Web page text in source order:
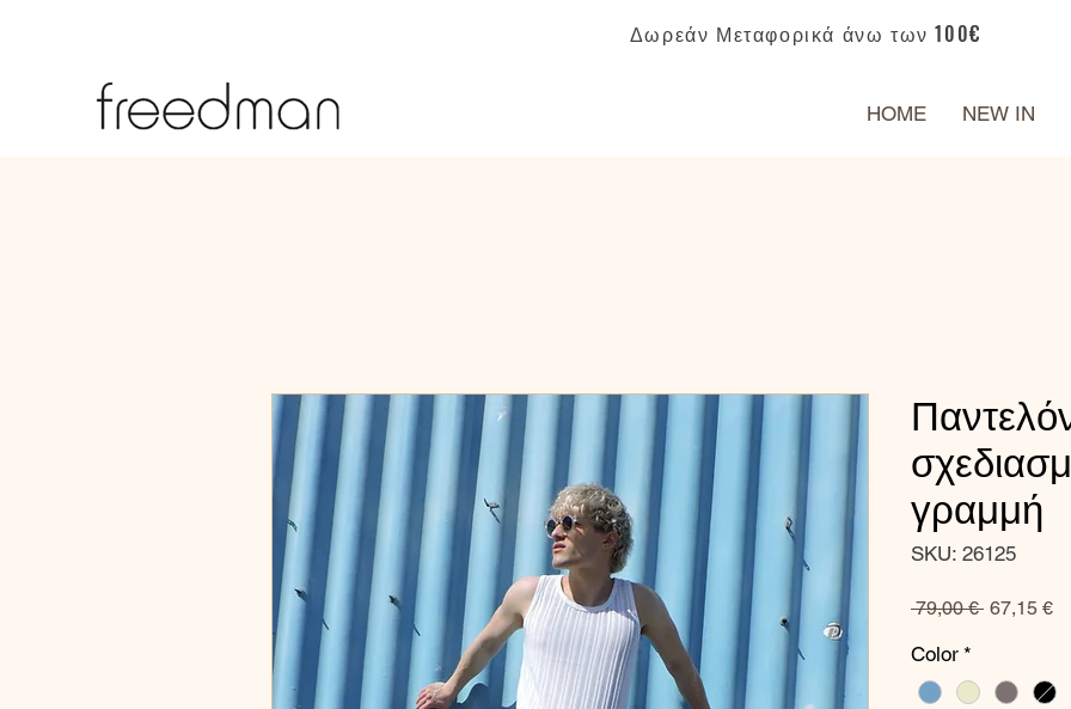
Δωρεάν Μεταφορικά άνω των 100€
HOME NEW IN
γραμμή
SKU: 26125
79,00 € Regular
67,15 €
Color *